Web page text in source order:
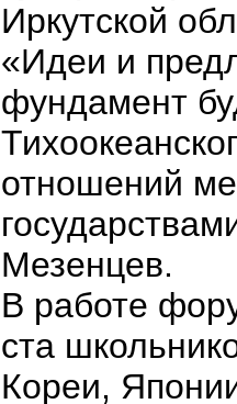
Иркутской
«Идеи и
фундамент
отношений
Мезенцев.
В работе
ста
Кореи,